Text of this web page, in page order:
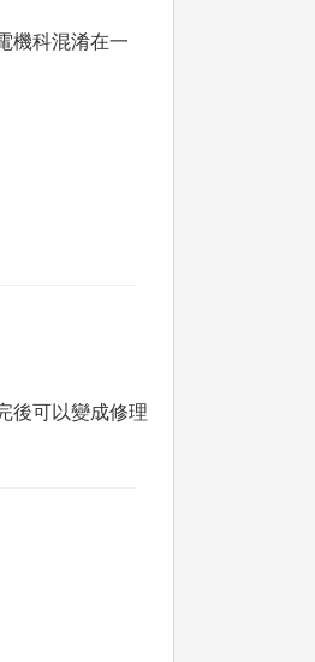
機科混淆在一
後可以變成修理